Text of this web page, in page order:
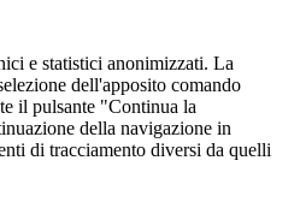
e statistici anonimizzati. La
dell'apposito comando
il pulsante "Continua la
della navigazione in
di tracciamento diversi da quelli